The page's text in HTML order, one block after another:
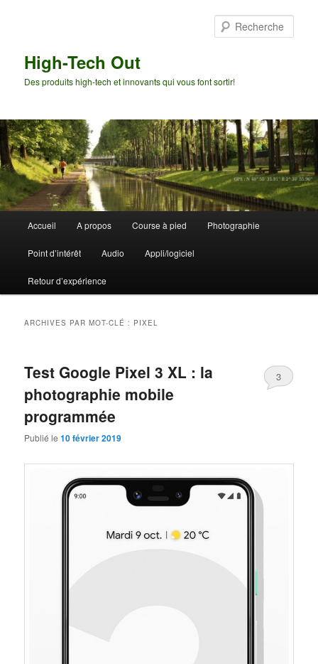
High-Tech Out
Des produits high-tech et innovants qui vous font sortir!
principal
Accueil A propos Course à pied Photographie
Point d’intérêt Audio Appli/logiciel
Retour d’expérience
ARCHIVES PAR MOT-CLÉ : PIXEL
Test Google Pixel 3 XL : la
photographie mobile
programmée
Publié le10 février 2019
3